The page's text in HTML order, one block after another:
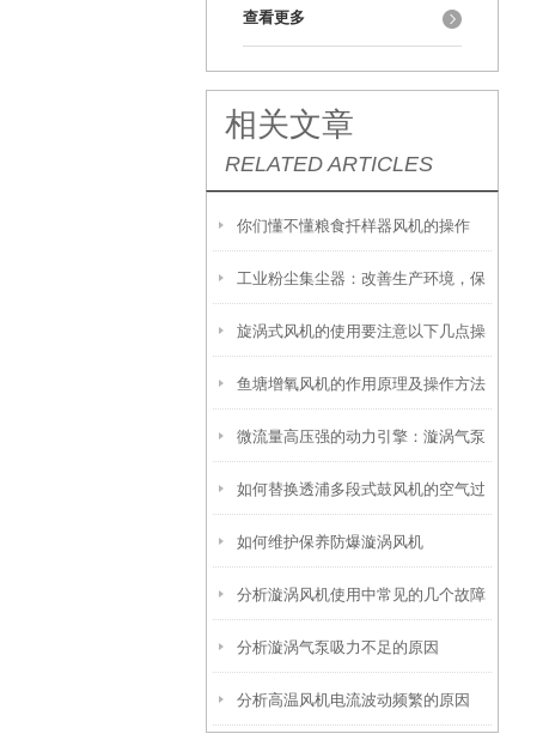
查看更多
相关文章
RELATED ARTICLES
你们懂不懂粮食扦样器风机的操作
工业粉尘集尘器：改善生产环境，保
障员工健康
旋涡式风机的使用要注意以下几点操
作
鱼塘增氧风机的作用原理及操作方法
介绍
微流量高压强的动力引擎：漩涡气泵
的技术特性与应用图谱
如何替换透浦多段式鼓风机的空气过
滤器
如何维护保养防爆漩涡风机
分析漩涡风机使用中常见的几个故障
原因
分析漩涡气泵吸力不足的原因
分析高温风机电流波动频繁的原因